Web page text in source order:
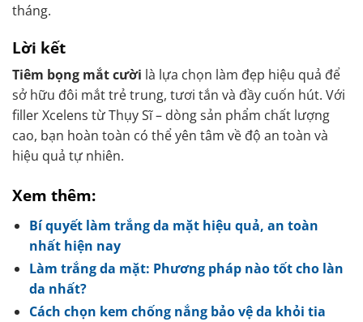
tháng.
Lời kết
Tiêm bọng mắt cười là lựa chọn làm đẹp hiệu quả để
sở hữu đôi mắt trẻ trung, tươi tắn và đầy cuốn hút. Với
filler Xcelens từ Thụy Sĩ – dòng sản phẩm chất lượng
cao, bạn hoàn toàn có thể yên tâm về độ an toàn và
hiệu quả tự nhiên.
Xem thêm:
Bí quyết làm trắng da mặt hiệu quả, an toàn
nhất hiện nay
Làm trắng da mặt: Phương pháp nào tốt cho làn
da nhất?
Cách chọn kem chống nắng bảo vệ da khỏi tia